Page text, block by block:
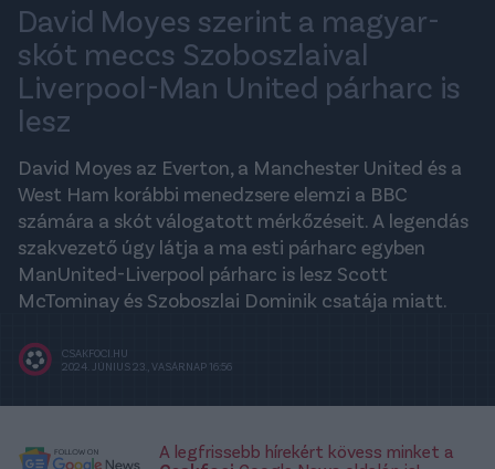
David Moyes szerint a magyar-
skót meccs Szoboszlaival
Liverpool-Man United párharc is
lesz
David Moyes az Everton, a Manchester United és a
West Ham korábbi menedzsere elemzi a BBC
számára a skót válogatott mérkőzéseit. A legendás
szakvezető úgy látja a ma esti párharc egyben
ManUnited-Liverpool párharc is lesz Scott
McTominay és Szoboszlai Dominik csatája miatt.
CSAKFOCI.HU
2024. JÚNIUS 23., VASÁRNAP 16:56
A legfrissebb hírekért kövess minket a